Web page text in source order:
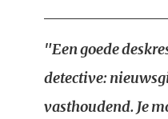
"Een goede
detective:
vasthoudend. Je